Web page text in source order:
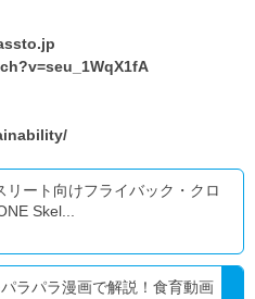
リート向けフライバック・クロ
Skel...
ラパラ漫画で解説！食育動画